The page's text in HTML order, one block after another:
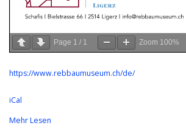
Page 1 / 1 Zoom 100%
https://www.rebbaumuseum.ch/de/
iCal
Mehr Lesen